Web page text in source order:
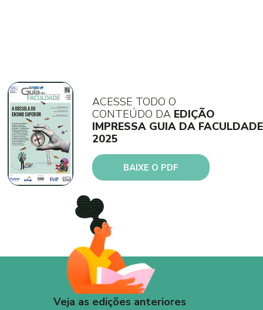
ACESSE TODO O
CONTEÚDO DA EDIÇÃO
IMPRESSA GUIA DA FACULDADE
2025
BAIXE O PDF
Veja as edições anteriores